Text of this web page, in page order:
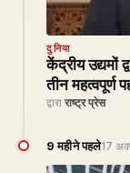
दुनिया
केंद्रीय उद्यमों
तीन महत्वपूर्ण
द्वारा राष्ट्र प्रेस
9 महीने पहले17